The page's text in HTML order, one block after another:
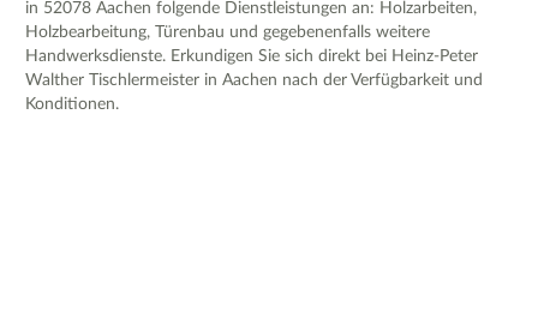
in 52078 Aachen folgende Dienstleistungen an: Holzarbeiten,
Holzbearbeitung, Türenbau und gegebenenfalls weitere
Handwerksdienste. Erkundigen Sie sich direkt bei Heinz-Peter
Walther Tischlermeister in Aachen nach der Verfügbarkeit und
Konditionen.